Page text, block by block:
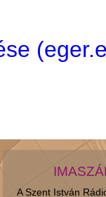
A Szent István